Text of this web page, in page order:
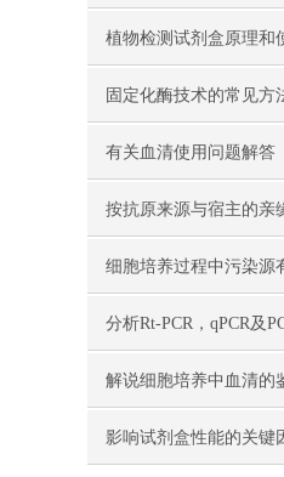
植物检测试剂盒原理和
固定化酶技术的常见方
有关血清使用问题解答
按抗原来源与宿主的亲
其制备的方法
细胞培养过程中污染源
分析Rt-PCR，qPCR及
解说细胞培养中血清的
用
影响试剂盒性能的关键